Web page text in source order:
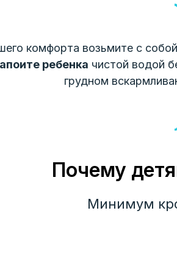
комфорта возьмите с собой
ребенка чистой водой
грудном
Почему
Минимум